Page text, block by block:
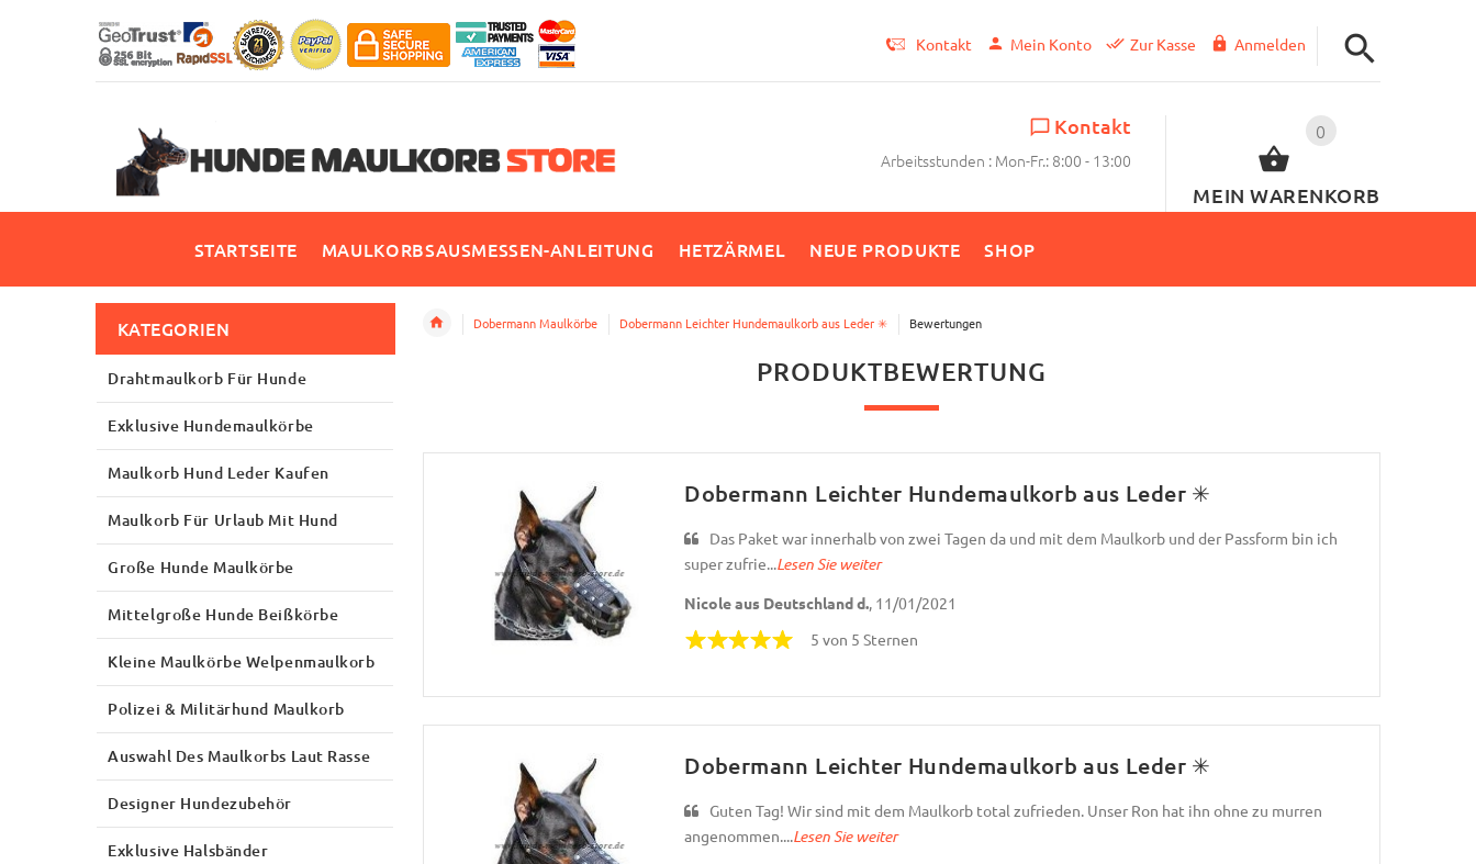
Kontakt Mein Konto Zur Kasse Anmelden
0
MEIN WARENKORB
Kontakt
Arbeitsstunden : Mon-Fr.: 8:00 - 13:00
STARTSEITE MAULKORBSAUSMESSEN-ANLEITUNG HETZÄRMEL NEUE PRODUKTE SHOP
Dobermann Maulkörbe Dobermann Leichter Hundemaulkorb aus Leder ✳ Bewertungen
PRODUKTBEWERTUNG
Dobermann Leichter Hundemaulkorb aus Leder ✳
Das Paket war innerhalb von zwei Tagen da und mit dem Maulkorb und der Passform bin ich
super zufrie...Lesen Sie weiter
Nicole aus Deutschland d., 11/01/2021
5 von 5 Sternen
Dobermann Leichter Hundemaulkorb aus Leder ✳
Guten Tag! Wir sind mit dem Maulkorb total zufrieden. Unser Ron hat ihn ohne zu murren
angenommen....Lesen Sie weiter
KATEGORIEN
Drahtmaulkorb Für Hunde
Exklusive Hundemaulkörbe
Maulkorb Hund Leder Kaufen
Maulkorb Für Urlaub Mit Hund
Große Hunde Maulkörbe
Mittelgroße Hunde Beißkörbe
Kleine Maulkörbe Welpenmaulkorb
Polizei & Militärhund Maulkorb
Auswahl Des Maulkorbs Laut Rasse
Designer Hundezubehör
Exklusive Halsbänder